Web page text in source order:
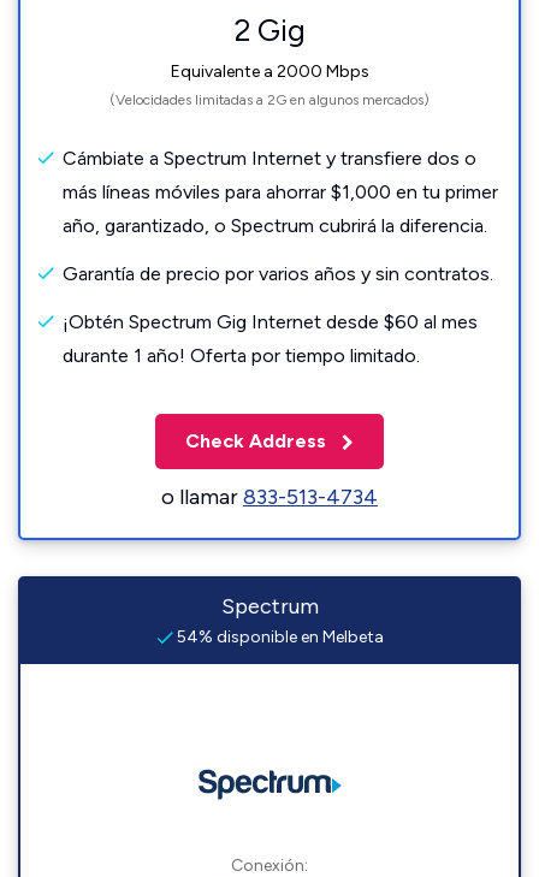
2 Gig
Equivalente a 2000 Mbps
(Velocidades limitadas a 2G en algunos mercados)
Cámbiate a Spectrum Internet y transfiere dos o
más líneas móviles para ahorrar $1,000 en tu primer
año, garantizado, o Spectrum cubrirá la diferencia.
Garantía de precio por varios años y sin contratos.
¡Obtén Spectrum Gig Internet desde $60 al mes
durante 1 año! Oferta por tiempo limitado.
Check Address
o llamar833-513-4734
Spectrum
54% disponible en Melbeta
Conexión: